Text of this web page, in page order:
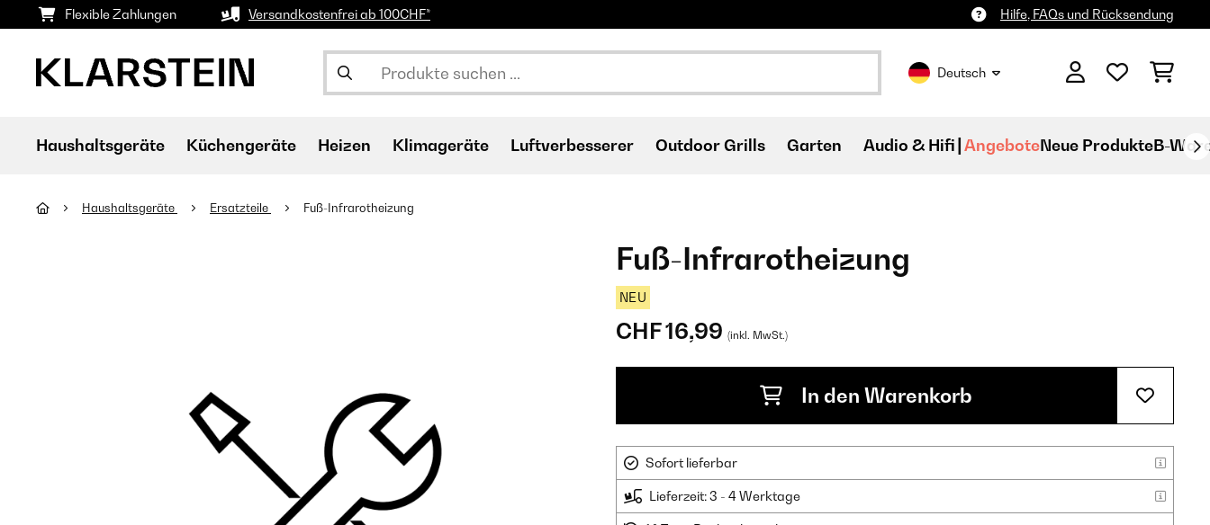
Flexible Zahlungen Versandkostenfrei ab 100CHF* Hilfe, FAQs und Rücksendung
Deutsch
Haushaltsgeräte Küchengeräte Heizen Klimageräte Luftverbesserer Outdoor Grills Garten Audio & Hifi AngeboteNeue ProdukteB-
Haushaltsgeräte Ersatzteile Fuß-Infrarotheizung
Fuß-Infrarotheizung
NEU
CHF 16,99 (inkl. MwSt.)
In den Warenkorb
Sofort lieferbar
Lieferzeit: 3 - 4 Werktage